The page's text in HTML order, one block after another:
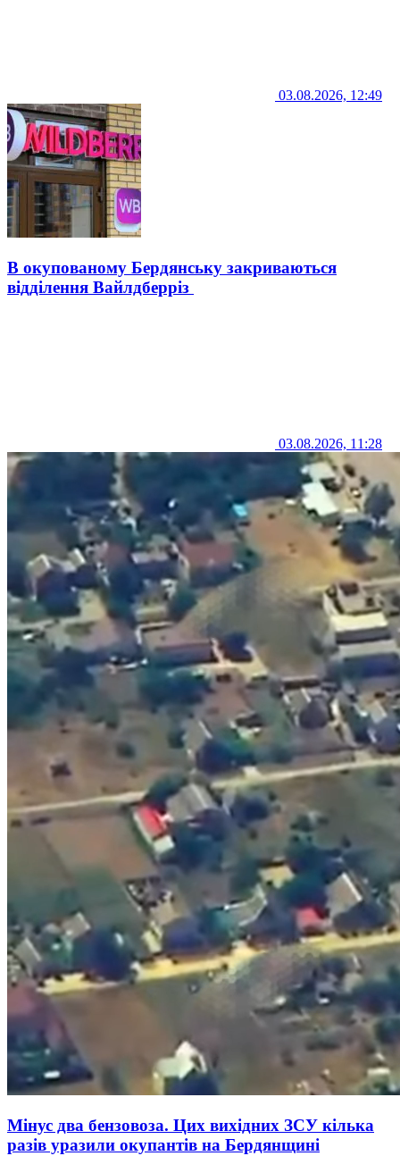
03.08.2026, 12:49
В окупованому Бердянську закриваються
відділення Вайлдберріз
03.08.2026, 11:28
Мінус два бензовоза. Цих вихідних ЗСУ кілька
разів уразили окупантів на Бердянщині